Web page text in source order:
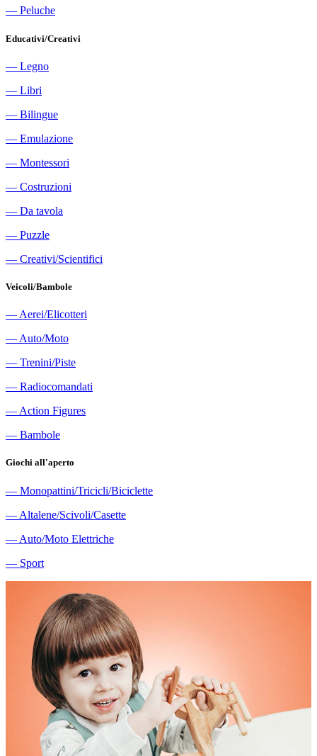
― Peluche
Educativi/Creativi
― Legno
― Libri
― Bilingue
― Emulazione
― Montessori
― Costruzioni
― Da tavola
― Puzzle
― Creativi/Scientifici
Veicoli/Bambole
― Aerei/Elicotteri
― Auto/Moto
― Trenini/Piste
― Radiocomandati
― Action Figures
― Bambole
Giochi all'aperto
― Monopattini/Tricicli/Biciclette
― Altalene/Scivoli/Casette
― Auto/Moto Elettriche
― Sport